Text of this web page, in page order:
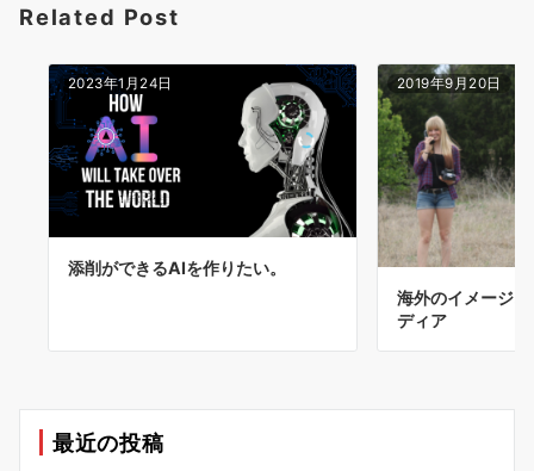
Related Post
2023年1月24日
添削ができるAIを作りたい。
2019年9月20日
海外のイメージ
ディア
最近の投稿